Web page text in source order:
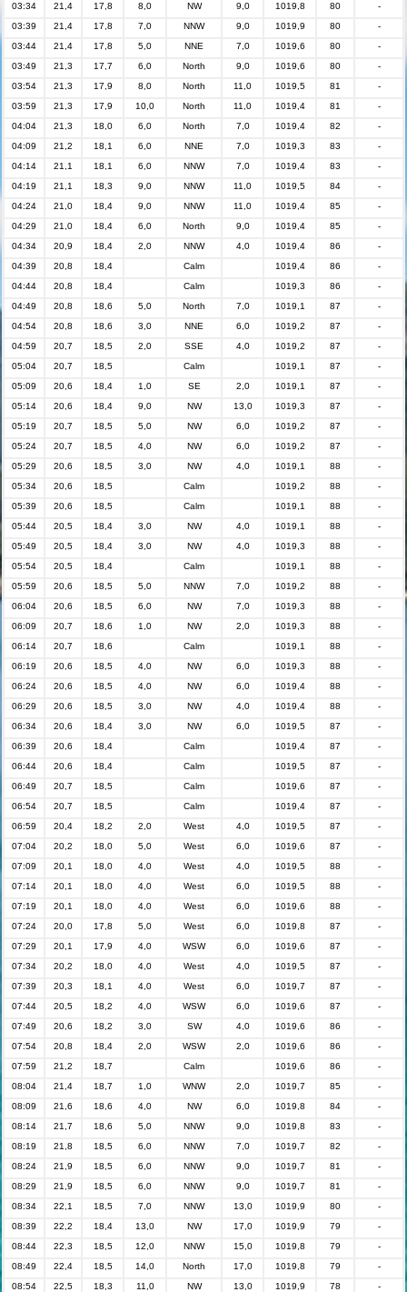
03:34
21,4 17,8 8,0 NW 9,0 1019,8 80
-
03:39
21,4 17,8 7,0 NNW 9,0 1019,9 80
-
03:44
21,4 17,8 5,0 NNE 7,0 1019,6 80
-
03:49
21,3 17,7 6,0 North 9,0 1019,6 80
-
03:54
21,3 17,9 8,0 North 11,0 1019,5 81
-
03:59
21,3 17,9 10,0 North 11,0 1019,4 81
-
04:04
21,3 18,0 6,0 North 7,0 1019,4 82
-
04:09
21,2 18,1 6,0 NNE 7,0 1019,3 83
-
04:14
21,1 18,1 6,0 NNW 7,0 1019,4 83
-
04:19
21,1 18,3 9,0 NNW 11,0 1019,5 84
-
04:24
21,0 18,4 9,0 NNW 11,0 1019,4 85
-
04:29
21,0 18,4 6,0 North 9,0 1019,4 85
-
04:34
20,9 18,4 2,0 NNW 4,0 1019,4 86
-
04:39
20,8 18,4 Calm 1019,4 86
-
04:44
20,8 18,4 Calm 1019,3 86
-
04:49
20,8 18,6 5,0 North 7,0 1019,1 87
-
04:54
20,8 18,6 3,0 NNE 6,0 1019,2 87
-
04:59
20,7 18,5 2,0 SSE 4,0 1019,2 87
-
05:04
20,7 18,5 Calm 1019,1 87
-
05:09
20,6 18,4 1,0 SE 2,0 1019,1 87
-
05:14
20,6 18,4 9,0 NW 13,0 1019,3 87
-
05:19
20,7 18,5 5,0 NW 6,0 1019,2 87
-
05:24
20,7 18,5 4,0 NW 6,0 1019,2 87
-
05:29
20,6 18,5 3,0 NW 4,0 1019,1 88
-
05:34
20,6 18,5 Calm 1019,2 88
-
05:39
20,6 18,5 Calm 1019,1 88
-
05:44
20,5 18,4 3,0 NW 4,0 1019,1 88
-
05:49
20,5 18,4 3,0 NW 4,0 1019,3 88
-
05:54
20,5 18,4 Calm 1019,1 88
-
05:59
20,6 18,5 5,0 NNW 7,0 1019,2 88
-
06:04
20,6 18,5 6,0 NW 7,0 1019,3 88
-
06:09
20,7 18,6 1,0 NW 2,0 1019,3 88
-
06:14
20,7 18,6 Calm 1019,1 88
-
06:19
20,6 18,5 4,0 NW 6,0 1019,3 88
-
06:24
20,6 18,5 4,0 NW 6,0 1019,4 88
-
06:29
20,6 18,5 3,0 NW 4,0 1019,4 88
-
06:34
20,6 18,4 3,0 NW 6,0 1019,5 87
-
06:39
20,6 18,4 Calm 1019,4 87
-
06:44
20,6 18,4 Calm 1019,5 87
-
06:49
20,7 18,5 Calm 1019,6 87
-
06:54
20,7 18,5 Calm 1019,4 87
-
06:59
20,4 18,2 2,0 West 4,0 1019,5 87
-
07:04
20,2 18,0 5,0 West 6,0 1019,6 87
-
07:09
20,1 18,0 4,0 West 4,0 1019,5 88
-
07:14
20,1 18,0 4,0 West 6,0 1019,5 88
-
07:19
20,1 18,0 4,0 West 6,0 1019,6 88
-
07:24
20,0 17,8 5,0 West 6,0 1019,8 87
-
07:29
20,1 17,9 4,0 WSW 6,0 1019,6 87
-
07:34
20,2 18,0 4,0 West 4,0 1019,5 87
-
07:39
20,3 18,1 4,0 West 6,0 1019,7 87
-
07:44
20,5 18,2 4,0 WSW 6,0 1019,6 87
-
07:49
20,6 18,2 3,0 SW 4,0 1019,6 86
-
07:54
20,8 18,4 2,0 WSW 2,0 1019,6 86
-
07:59
21,2 18,7 Calm 1019,6 86
-
08:04
21,4 18,7 1,0 WNW 2,0 1019,7 85
-
08:09
21,6 18,6 4,0 NW 6,0 1019,8 84
-
08:14
21,7 18,6 5,0 NNW 9,0 1019,8 83
-
08:19
21,8 18,5 6,0 NNW 7,0 1019,7 82
-
08:24
21,9 18,5 6,0 NNW 9,0 1019,7 81
-
08:29
21,9 18,5 6,0 NNW 9,0 1019,7 81
-
08:34
22,1 18,5 7,0 NNW 13,0 1019,9 80
-
08:39
22,2 18,4 13,0 NW 17,0 1019,9 79
-
08:44
22,3 18,5 12,0 NNW 15,0 1019,8 79
-
08:49
22,4 18,5 14,0 North 17,0 1019,8 79
-
08:54
22,5 18,3 11,0 NW 13,0 1019,9 78
-